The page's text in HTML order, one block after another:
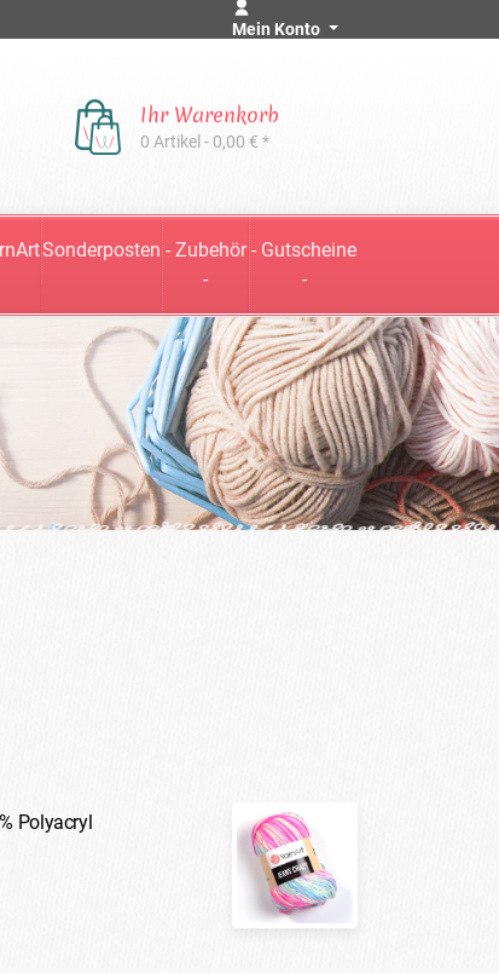
Mein Konto
Ihr Warenkorb
0 Artikel - 0,00 € *
Sonderposten - Zubehör
-
- Gutscheine
-
Polyacryl